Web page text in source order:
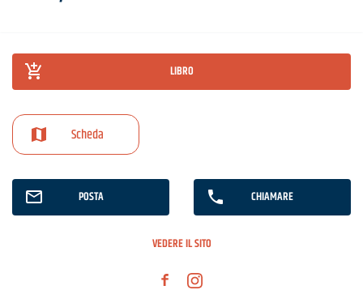
LIBRO
Scheda
POSTA CHIAMARE
VEDERE IL SITO